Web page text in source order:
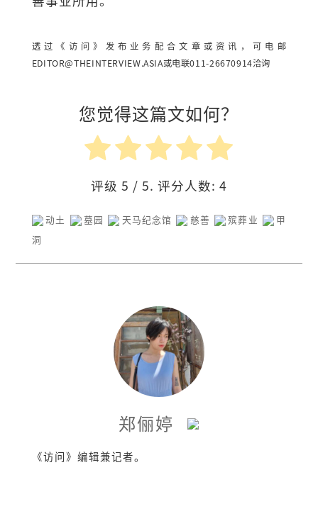
透过《访问》发布业务配合文章或资讯，可电邮
EDITOR@THEINTERVIEW.ASIA或电联011-26670914洽询
您觉得这篇文如何？
评级 5 / 5. 评分人数: 4
动土 墓园 天马纪念馆 慈善 殡葬业
甲
洞
郑俪婷
《访问》编辑兼记者。